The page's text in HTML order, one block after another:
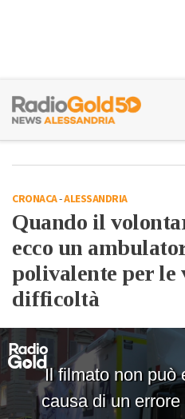
CRONACA-ALESSANDRIA
Quando il
ecco un
polivalente per le
difficoltà